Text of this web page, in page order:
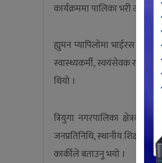
कार्यक्रममा पालिका भरी लगभग
ह्युमन प्यापिलोमा भाईरस
स्वास्थ्यकर्मी, स्वयंसेवक र
थियो ।
त्रियुगा नगरपालिका
जनप्रतिनिधि, स्थानीय शिक्षक
कार्कीले बताउनु भयो ।